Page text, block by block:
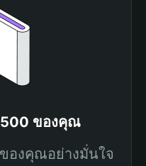
ของคุณ
องคุณอย่างมั่นใจ